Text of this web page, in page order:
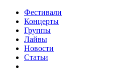
Фестивали
Концерты
Группы
Лайвы
Новости
Статьи